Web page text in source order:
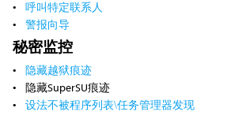
呼叫特定联系人
警报向导
秘密监控
隐藏越狱痕迹
隐藏SuperSU痕迹
设法不被程序列表\任务管理器发现